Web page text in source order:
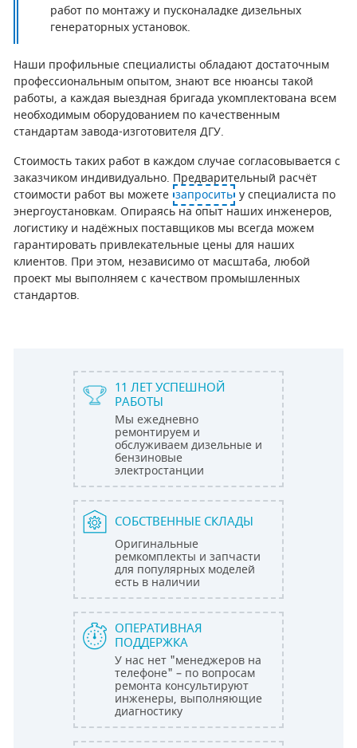
работ по монтажу и пусконаладке дизельных
генераторных установок.
Наши профильные специалисты обладают достаточным
профессиональным опытом, знают все нюансы такой
работы, а каждая выездная бригада укомплектована всем
необходимым оборудованием по качественным
стандартам завода-изготовителя ДГУ.
Стоимость таких работ в каждом случае согласовывается с
заказчиком индивидуально. Предварительный расчёт
стоимости работ вы можете запросить у специалиста по
энергоустановкам. Опираясь на опыт наших инженеров,
логистику и надёжных поставщиков мы всегда можем
гарантировать привлекательные цены для наших
клиентов. При этом, независимо от масштаба, любой
проект мы выполняем с качеством промышленных
стандартов.
11 ЛЕТ УСПЕШНОЙ
РАБОТЫ
Мы ежедневно
ремонтируем и
обслуживаем дизельные и
бензиновые
электростанции
СОБСТВЕННЫЕ СКЛАДЫ
Оригинальные
ремкомплекты и запчасти
для популярных моделей
есть в наличии
ОПЕРАТИВНАЯ
ПОДДЕРЖКА
У нас нет "менеджеров на
телефоне" – по вопросам
ремонта консультируют
инженеры, выполняющие
диагностику